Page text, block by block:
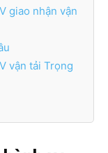
giao nhận vận
vận tải Trọng